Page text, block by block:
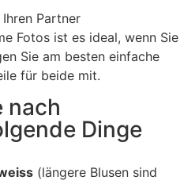
Partner
Fotos ist es ideal, wenn Sie
Sie am besten einfache
für beide mit.
nach
Dinge
(längere Blusen sind